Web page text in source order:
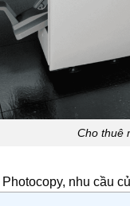
Cho thuê
nhu cầu